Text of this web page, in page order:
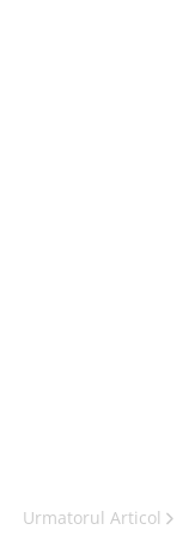
Urmatorul Articol